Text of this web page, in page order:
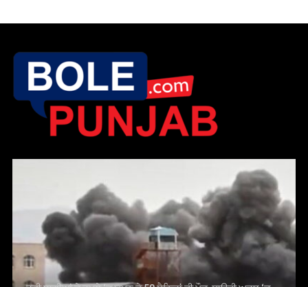
ਹੂਤੀ ਬਾਗੀਆਂ ਦੇ ਹਮਲੇ ‘ਚ ਯਮਨ ਦੇ 58 ਸੈਨਿਕਾਂ ਦੀ ਮੌਤ, ਸਾਊਦੀ ਅਰਬ ‘ਚ